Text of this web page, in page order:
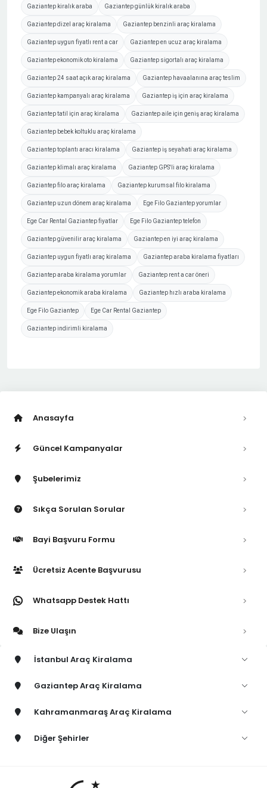
Gaziantep kiralık araba Gaziantep günlük kiralık araba
Gaziantep dizel araç kiralama Gaziantep benzinli araç kiralama
Gaziantep uygun fiyatlı rent a car Gaziantep en ucuz araç kiralama
Gaziantep ekonomik oto kiralama Gaziantep sigortalı araç kiralama
Gaziantep 24 saat açık araç kiralama Gaziantep havaalanına araç teslim
Gaziantep kampanyalı araç kiralama Gaziantep iş için araç kiralama
Gaziantep tatil için araç kiralama Gaziantep aile için geniş araç kiralama
Gaziantep bebek koltuklu araç kiralama
Gaziantep toplantı aracı kiralama Gaziantep iş seyahati araç kiralama
Gaziantep klimalı araç kiralama Gaziantep GPS'li araç kiralama
Gaziantep filo araç kiralama Gaziantep kurumsal filo kiralama
Gaziantep uzun dönem araç kiralama Ege Filo Gaziantep yorumlar
Ege Car Rental Gaziantep fiyatlar Ege Filo Gaziantep telefon
Gaziantep güvenilir araç kiralama Gaziantep en iyi araç kiralama
Gaziantep uygun fiyatlı araç kiralama Gaziantep araba kiralama fiyatları
Gaziantep araba kiralama yorumlar Gaziantep rent a car öneri
Gaziantep ekonomik araba kiralama Gaziantep hızlı araba kiralama
Ege Filo Gaziantep Ege Car Rental Gaziantep
Gaziantep indirimli kiralama
Anasayfa
Güncel Kampanyalar
Şubelerimiz
Sıkça Sorulan Sorular
Bayi Başvuru Formu
Ücretsiz Acente Başvurusu
Whatsapp Destek Hattı
Bize Ulaşın
İstanbul Araç Kiralama
Gaziantep Araç Kiralama
Kahramanmaraş Araç Kiralama
Diğer Şehirler